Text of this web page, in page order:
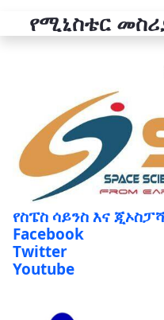
የሚኒስቴር
የስፔስ ሳይንስ እና
Facebook
Twitter
Youtube